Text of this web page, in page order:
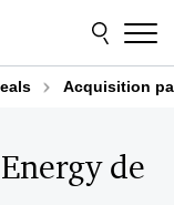
Acquisition
de